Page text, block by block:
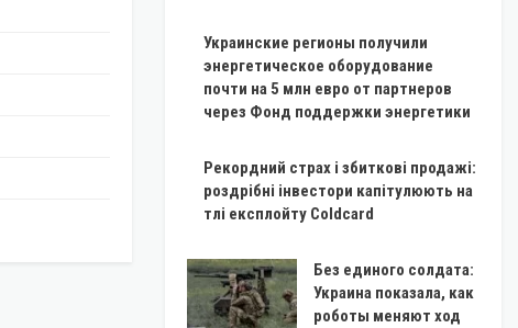
Украинские регионы получили
энергетическое оборудование
почти на 5 млн евро от партнеров
через Фонд поддержки энергетики
Рекордний страх і збиткові продажі:
роздрібні інвестори капітулюють на
тлі експлойту Coldcard
Без единого солдата:
Украина показала, как
роботы меняют ход